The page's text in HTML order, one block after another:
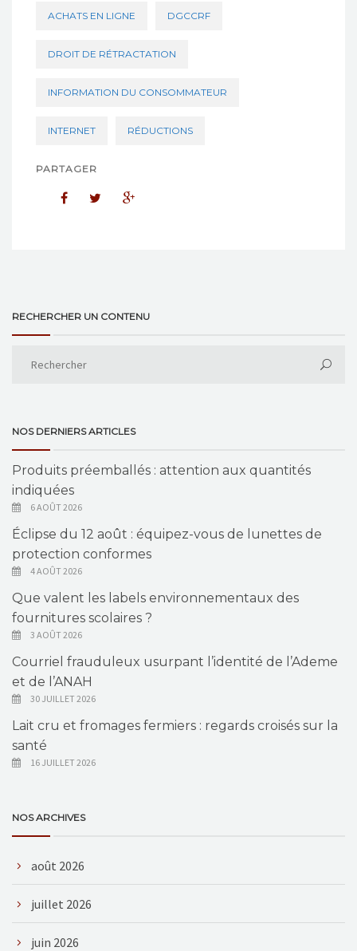
ACHATS EN LIGNE DGCCRF
DROIT DE RÉTRACTATION
INFORMATION DU CONSOMMATEUR
INTERNET RÉDUCTIONS
PARTAGER
RECHERCHER UN CONTENU
NOS DERNIERS ARTICLES
Produits préemballés : attention aux quantités
indiquées
6 AOÛT 2026
Éclipse du 12 août : équipez-vous de lunettes de
protection conformes
4 AOÛT 2026
Que valent les labels environnementaux des
fournitures scolaires ?
3 AOÛT 2026
Courriel frauduleux usurpant l’identité de l’Ademe
et de l’ANAH
30 JUILLET 2026
Lait cru et fromages fermiers : regards croisés sur la
santé
16 JUILLET 2026
NOS ARCHIVES
août 2026
juillet 2026
juin 2026